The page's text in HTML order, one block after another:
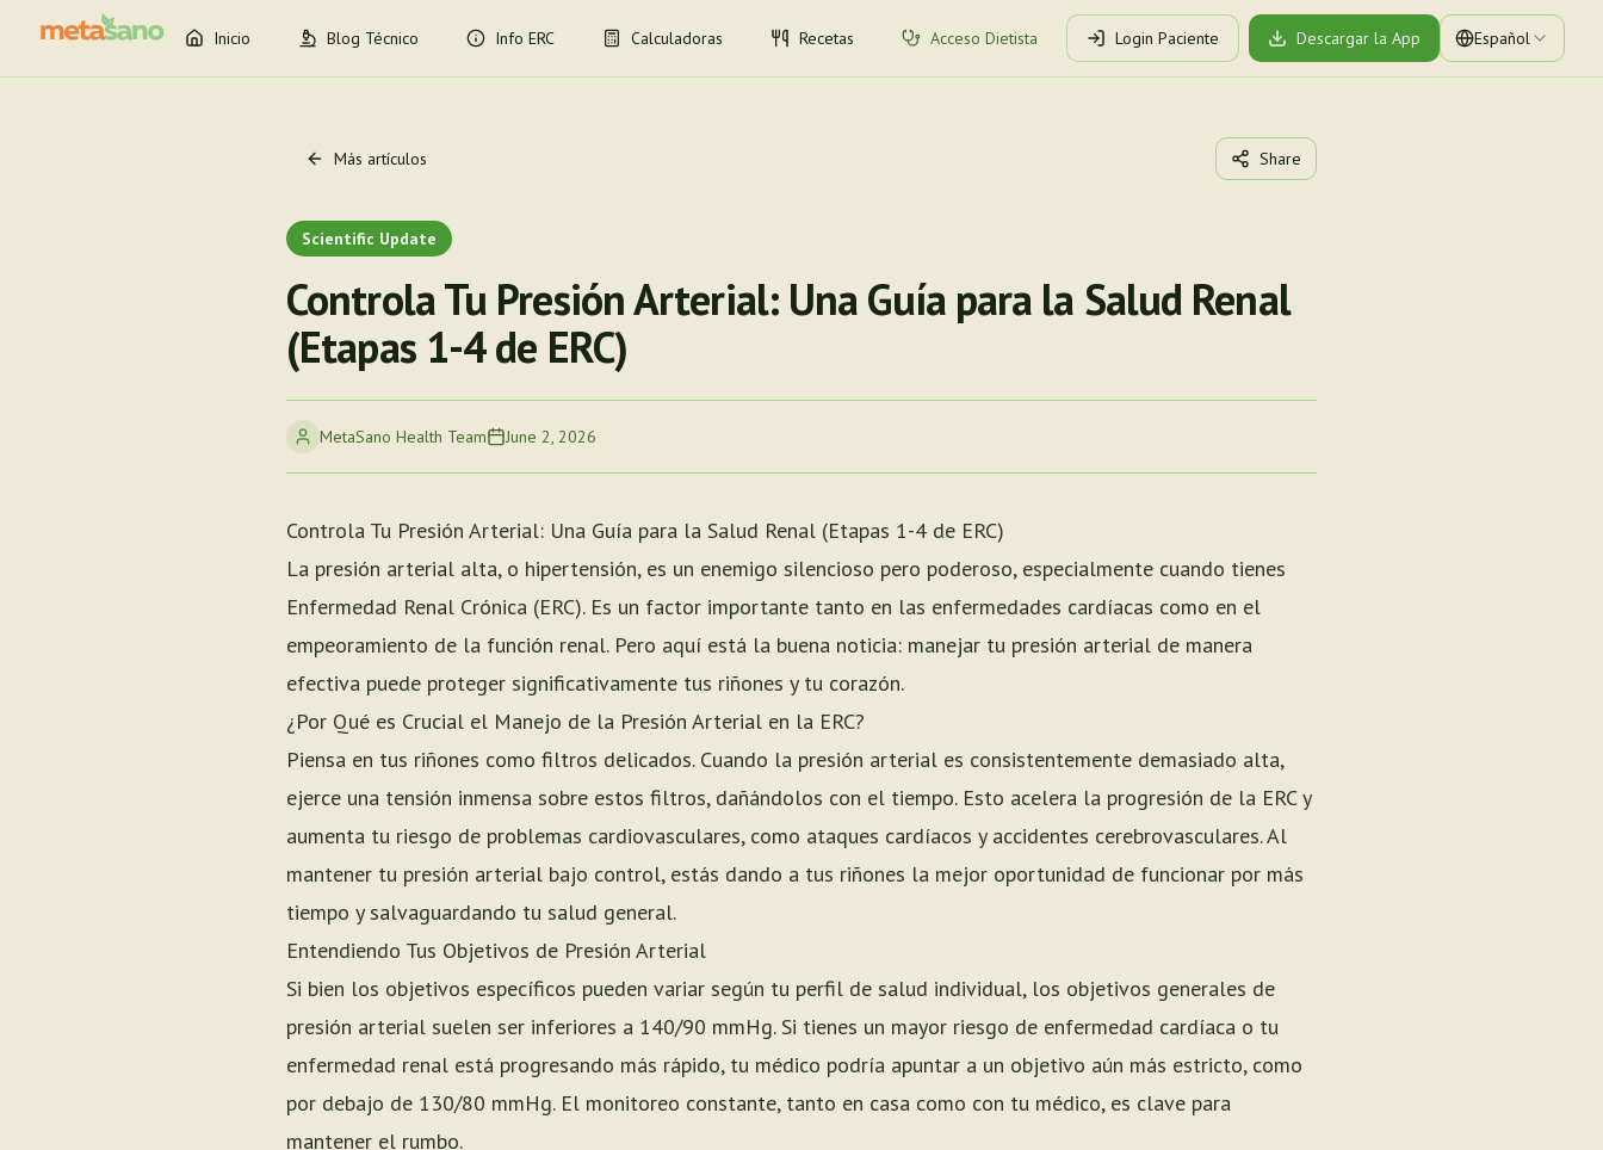
Inicio Blog Técnico Info ERC Calculadoras Recetas Acceso Dietista Login Paciente Descargar la App Español
Más artículos Share
Scientific Update
Controla Tu Presión Arterial: Una Guía para la Salud Renal
(Etapas 1-4 de ERC)
MetaSano Health Team June 2, 2026
Controla Tu Presión Arterial: Una Guía para la Salud Renal (Etapas 1-4 de ERC)
La presión arterial alta, o hipertensión, es un enemigo silencioso pero poderoso, especialmente cuando tienes
Enfermedad Renal Crónica (ERC). Es un factor importante tanto en las enfermedades cardíacas como en el
empeoramiento de la función renal. Pero aquí está la buena noticia: manejar tu presión arterial de manera
efectiva puede proteger significativamente tus riñones y tu corazón.
¿Por Qué es Crucial el Manejo de la Presión Arterial en la ERC?
Piensa en tus riñones como filtros delicados. Cuando la presión arterial es consistentemente demasiado alta,
ejerce una tensión inmensa sobre estos filtros, dañándolos con el tiempo. Esto acelera la progresión de la ERC y
aumenta tu riesgo de problemas cardiovasculares, como ataques cardíacos y accidentes cerebrovasculares. Al
mantener tu presión arterial bajo control, estás dando a tus riñones la mejor oportunidad de funcionar por más
tiempo y salvaguardando tu salud general.
Entendiendo Tus Objetivos de Presión Arterial
Si bien los objetivos específicos pueden variar según tu perfil de salud individual, los objetivos generales de
presión arterial suelen ser inferiores a 140/90 mmHg. Si tienes un mayor riesgo de enfermedad cardíaca o tu
enfermedad renal está progresando más rápido, tu médico podría apuntar a un objetivo aún más estricto, como
por debajo de 130/80 mmHg. El monitoreo constante, tanto en casa como con tu médico, es clave para
mantener el rumbo.